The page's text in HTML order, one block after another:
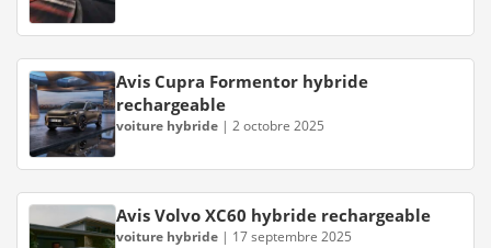
Avis Cupra Formentor hybride
rechargeable
voiture hybride | 2 octobre 2025
Avis Volvo XC60 hybride rechargeable
voiture hybride | 17 septembre 2025